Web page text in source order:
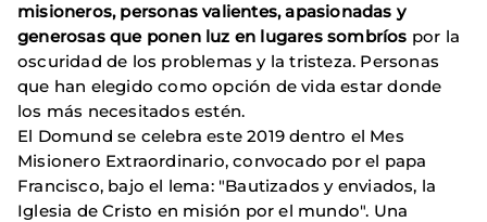
misioneros, personas valientes, apasionadas y
generosas que ponen luz en lugares sombríos por la
oscuridad de los problemas y la tristeza. Personas
que han elegido como opción de vida estar donde
los más necesitados estén.
El Domund se celebra este 2019 dentro el Mes
Misionero Extraordinario, convocado por el papa
Francisco, bajo el lema: "Bautizados y enviados, la
Iglesia de Cristo en misión por el mundo". Una